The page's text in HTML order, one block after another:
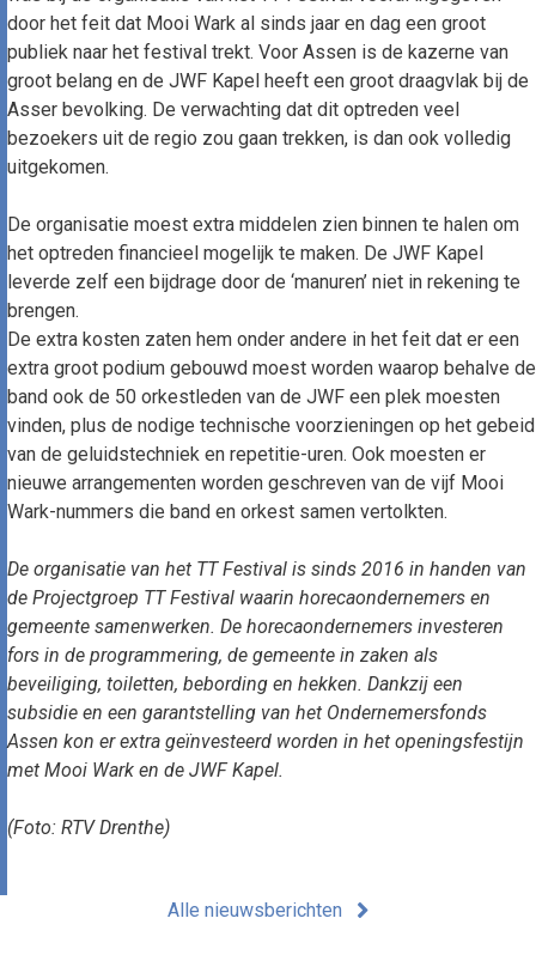
door het feit dat Mooi Wark al sinds jaar en dag een groot
publiek naar het festival trekt. Voor Assen is de kazerne van
groot belang en de JWF Kapel heeft een groot draagvlak bij de
Asser bevolking. De verwachting dat dit optreden veel
bezoekers uit de regio zou gaan trekken, is dan ook volledig
uitgekomen.
De organisatie moest extra middelen zien binnen te halen om
het optreden financieel mogelijk te maken. De JWF Kapel
leverde zelf een bijdrage door de ‘manuren’ niet in rekening te
brengen.
De extra kosten zaten hem onder andere in het feit dat er een
extra groot podium gebouwd moest worden waarop behalve de
band ook de 50 orkestleden van de JWF een plek moesten
vinden, plus de nodige technische voorzieningen op het gebeid
van de geluidstechniek en repetitie-uren. Ook moesten er
nieuwe arrangementen worden geschreven van de vijf Mooi
Wark-nummers die band en orkest samen vertolkten.
De organisatie van het TT Festival is sinds 2016 in handen van
de Projectgroep TT Festival waarin horecaondernemers en
gemeente samenwerken. De horecaondernemers investeren
fors in de programmering, de gemeente in zaken als
beveiliging, toiletten, bebording en hekken. Dankzij een
subsidie en een garantstelling van het Ondernemersfonds
Assen kon er extra geïnvesteerd worden in het openingsfestijn
met Mooi Wark en de JWF Kapel.
(Foto: RTV Drenthe)
Alle nieuwsberichten